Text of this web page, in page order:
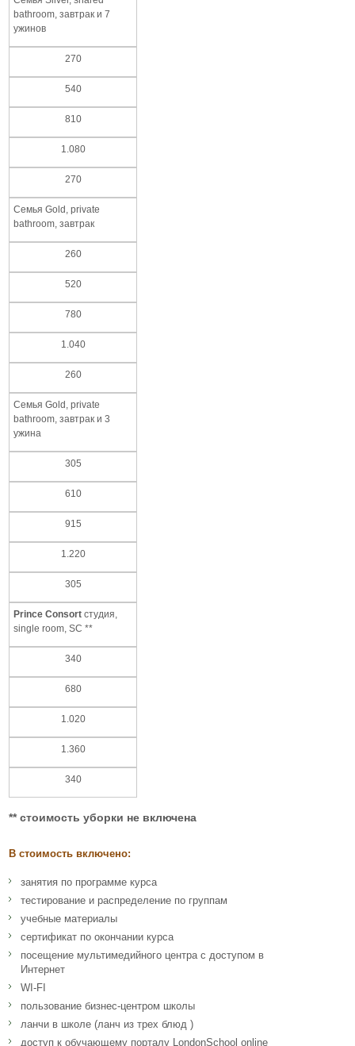
bathroom, завтрак и 7
ужинов
270
540
810
1.080
270
Семья Gold, private
bathroom, завтрак
260
520
780
1.040
260
Семья Gold, private
bathroom, завтрак и 3
ужина
305
610
915
1.220
305
Prince Consort студия,
single room, SC **
340
680
1.020
1.360
340
** стоимость уборки не включена
В стоимость включено:
занятия по программе курса
тестирование и распределение по группам
учебные материалы
сертификат по окончании курса
посещение мультимедийного центра с доступом в
Интернет
WI-FI
пользование бизнес-центром школы
ланчи в школе (ланч из трех блюд )
доступ к обучающему порталу LondonSchool online